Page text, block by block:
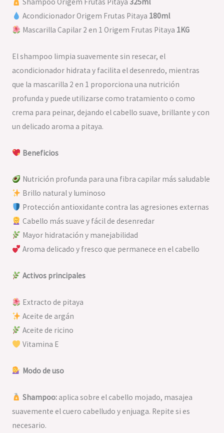
Acondicionador Origem Frutas Pitaya 180ml
Mascarilla Capilar 2 en 1 Origem Frutas Pitaya 1KG
El shampoo limpia suavemente sin resecar, el
acondicionador hidrata y facilita el desenredo, mientras
que la mascarilla 2 en 1 proporciona una nutrición
profunda y puede utilizarse como tratamiento o como
crema para peinar, dejando el cabello suave, brillante y con
un delicado aroma a pitaya.
Beneficios
Nutrición profunda para una fibra capilar más saludable
Brillo natural y luminoso
Protección antioxidante contra las agresiones externas
Cabello más suave y fácil de desenredar
Mayor hidratación y manejabilidad
Aroma delicado y fresco que permanece en el cabello
Activos principales
Extracto de pitaya
Aceite de argán
Aceite de ricino
Vitamina E
Modo de uso
Shampoo:aplica sobre el cabello mojado, masajea
suavemente el cuero cabelludo y enjuaga. Repite si es
necesario.